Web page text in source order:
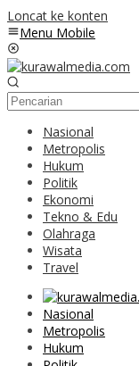
Loncat ke konten
Menu Mobile
Nasional
Metropolis
Hukum
Politik
Ekonomi
Tekno & Edu
Olahraga
Wisata
Travel
Nasional
Metropolis
Hukum